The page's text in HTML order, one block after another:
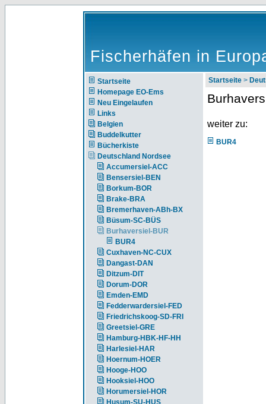
Fischerhäfen in
Startseite
Homepage EO-Ems
Neu Eingelaufen
Links
Belgien
Buddelkutter
Bücherkiste
Deutschland Nordsee
Accumersiel-ACC
Bensersiel-BEN
Borkum-BOR
Brake-BRA
Bremerhaven-ABh-BX
Büsum-SC-BÜS
Burhaversiel-BUR
BUR4
Cuxhaven-NC-CUX
Dangast-DAN
Ditzum-DIT
Dorum-DOR
Emden-EMD
Fedderwardersiel-FED
Friedrichskoog-SD-FRI
Greetsiel-GRE
Hamburg-HBK-HF-HH
Harlesiel-HAR
Hoernum-HOER
Hooge-HOO
Hooksiel-HOO
Horumersiel-HOR
Husum-SU-HUS
Startseite >
weiter zu:
BUR4